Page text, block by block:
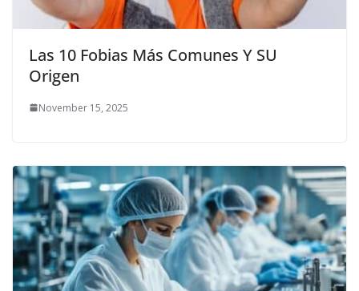
Las 10 Fobias Más Comunes Y SU
Origen
November 15, 2025